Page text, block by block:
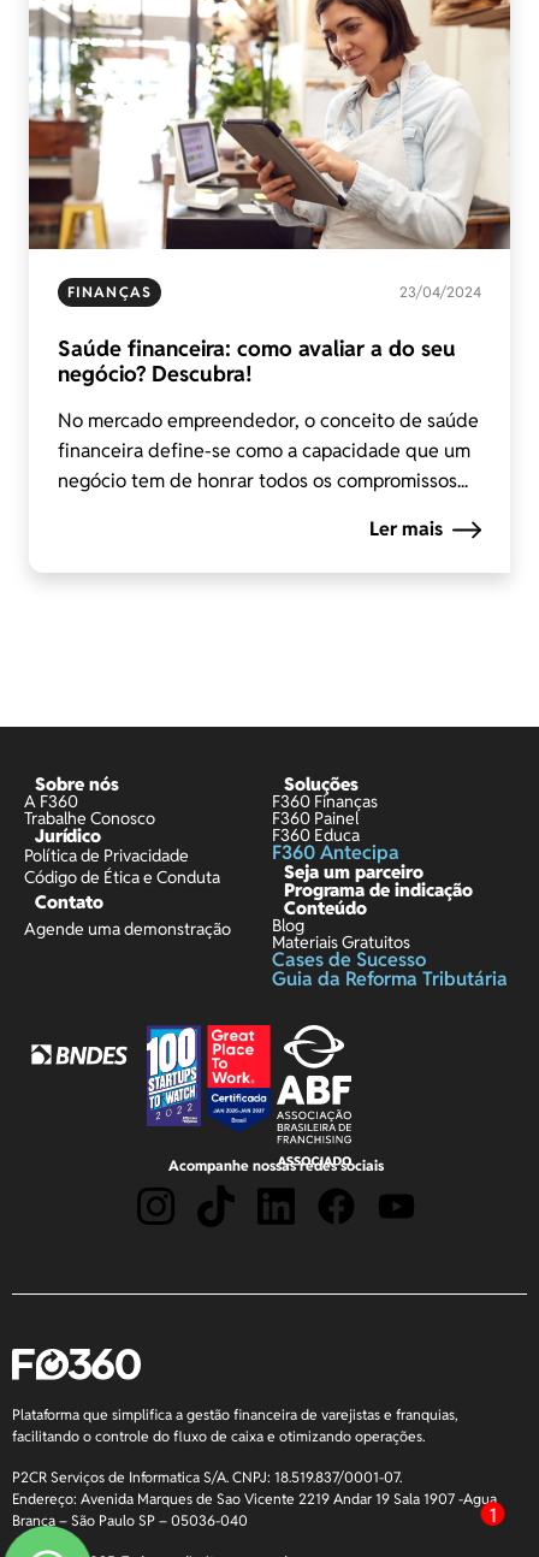
FINANÇAS 23/04/2024
Saúde financeira: como avaliar a do seu
negócio? Descubra!
No mercado empreendedor, o conceito de saúde
financeira define-se como a capacidade que um
negócio tem de honrar todos os compromissos...
Ler mais
Sobre nós
A F360
Trabalhe Conosco
Jurídico
Política de Privacidade
Código de Ética e Conduta
Contato
Agende uma demonstração
Soluções
F360 Finanças
F360 Painel
F360 Educa
F360 Antecipa
Seja um parceiro
Programa de indicação
Conteúdo
Blog
Materiais Gratuitos
Cases de Sucesso
Guia da Reforma Tributária
Acompanhe nossas redes sociais
Plataforma que simplifica a gestão financeira de varejistas e franquias,
facilitando o controle do fluxo de caixa e otimizando operações.
P2CR Serviços de Informatica S/A. CNPJ: 18.519.837/0001-07.
Endereço: Avenida Marques de Sao Vicente 2219 Andar 19 Sala 1907 -Agua
Branca – São Paulo SP – 05036-040
1